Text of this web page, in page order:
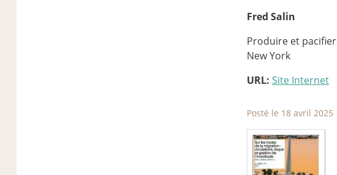
Fred Salin
Produire et
New York
URL: Site Internet
Posté le 18 avril 2025